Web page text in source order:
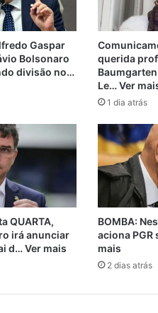
Gaspar
Bolsonaro
divisão no…
querida
Le… Ver
1 dia atrás
QUARTA,
irá anunciar
d… Ver mais
BOMBA:
aciona
mais
2 dias atrás